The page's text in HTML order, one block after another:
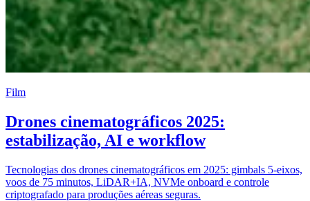
Film
Drones cinematográficos 2025:
estabilização, AI e workflow
Tecnologias dos drones cinematográficos em 2025: gimbals 5-eixos,
voos de 75 minutos, LiDAR+IA, NVMe onboard e controle
criptografado para produções aéreas seguras.